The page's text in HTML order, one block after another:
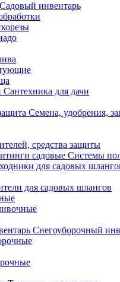
Садовый инвентарь
Сантехника для дачи
Семена, удобрения,
средства защиты
Системы
для садовых
для садовых шлангов
Снегоуборочный